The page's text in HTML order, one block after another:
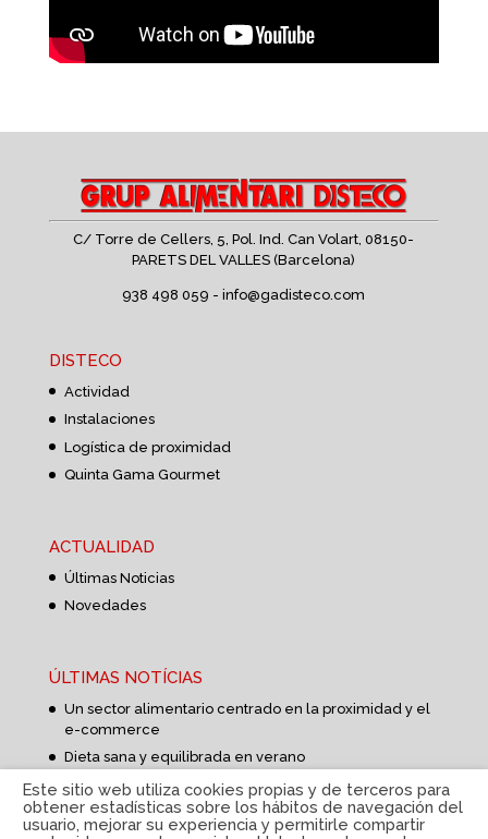
C/ Torre de Cellers, 5, Pol. Ind. Can Volart,08150-
PARETS DEL VALLES (Barcelona)
938 498 059 -info@gadisteco.com
DISTECO
Actividad
Instalaciones
Logística de proximidad
Quinta Gama Gourmet
ACTUALIDAD
Últimas Noticias
Novedades
ÚLTIMAS NOTÍCIAS
Un sector alimentario centrado en la proximidad y el
e-commerce
Dieta sana y equilibrada en verano
Aprovisionamiento de alimentos más corto y flexible
Este sitio web utiliza cookies propias y de terceros para
obtener estadísticas sobre los hábitos de navegación del
usuario, mejorar su experiencia y permitirle compartir